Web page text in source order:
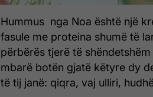
Hummus nga Noa është një
fasule me proteina shumë të
përbërës tjerë të
mbarë botën gjatë këtyre dy
të tij janë: qiqra, vaj ulliri,